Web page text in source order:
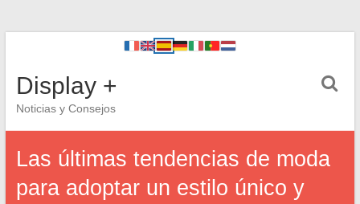
Display +
Noticias y Consejos
Las últimas tendencias de moda
para adoptar un estilo único y